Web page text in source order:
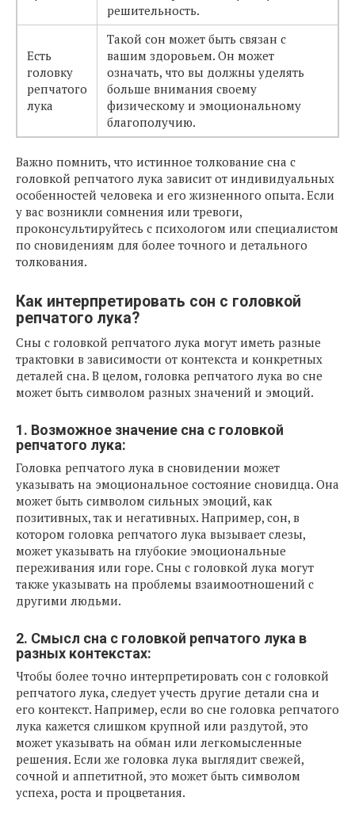
решительность.
Есть
головку
репчатого
лука
Такой сон может быть связан с
вашим здоровьем. Он может
означать, что вы должны уделять
больше внимания своему
физическому и эмоциональному
благополучию.
Важно помнить, что истинное толкование сна с
головкой репчатого лука зависит от индивидуальных
особенностей человека и его жизненного опыта. Если
у вас возникли сомнения или тревоги,
проконсультируйтесь с психологом или специалистом
по сновидениям для более точного и детального
толкования.
Как интерпретировать сон с головкой
репчатого лука?
Сны с головкой репчатого лука могут иметь разные
трактовки в зависимости от контекста и конкретных
деталей сна. В целом, головка репчатого лука во сне
может быть символом разных значений и эмоций.
1. Возможное значение сна с головкой
репчатого лука:
Головка репчатого лука в сновидении может
указывать на эмоциональное состояние сновидца. Она
может быть символом сильных эмоций, как
позитивных, так и негативных. Например, сон, в
котором головка репчатого лука вызывает слезы,
может указывать на глубокие эмоциональные
переживания или горе. Сны с головкой лука могут
также указывать на проблемы взаимоотношений с
другими людьми.
2. Смысл сна с головкой репчатого лука в
разных контекстах:
Чтобы более точно интерпретировать сон с головкой
репчатого лука, следует учесть другие детали сна и
его контекст. Например, если во сне головка репчатого
лука кажется слишком крупной или раздутой, это
может указывать на обман или легкомысленные
решения. Если же головка лука выглядит свежей,
сочной и аппетитной, это может быть символом
успеха, роста и процветания.